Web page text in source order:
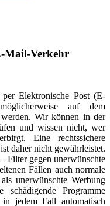
Mail-Verkehr
Elektronische Post (E-
auf dem
Wir können in der
und wissen nicht, wer
Eine rechtssichere
daher nicht gewährleistet.
Filter gegen unerwünschte
Fällen auch normale
unerwünschte Werbung
Programme
jedem Fall automatisch